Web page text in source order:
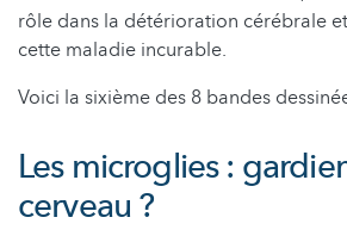
rôle dans la détérioration cérébrale
cette maladie incurable.
Voici la sixième des 8 bandes
Les microglies :
cerveau ?